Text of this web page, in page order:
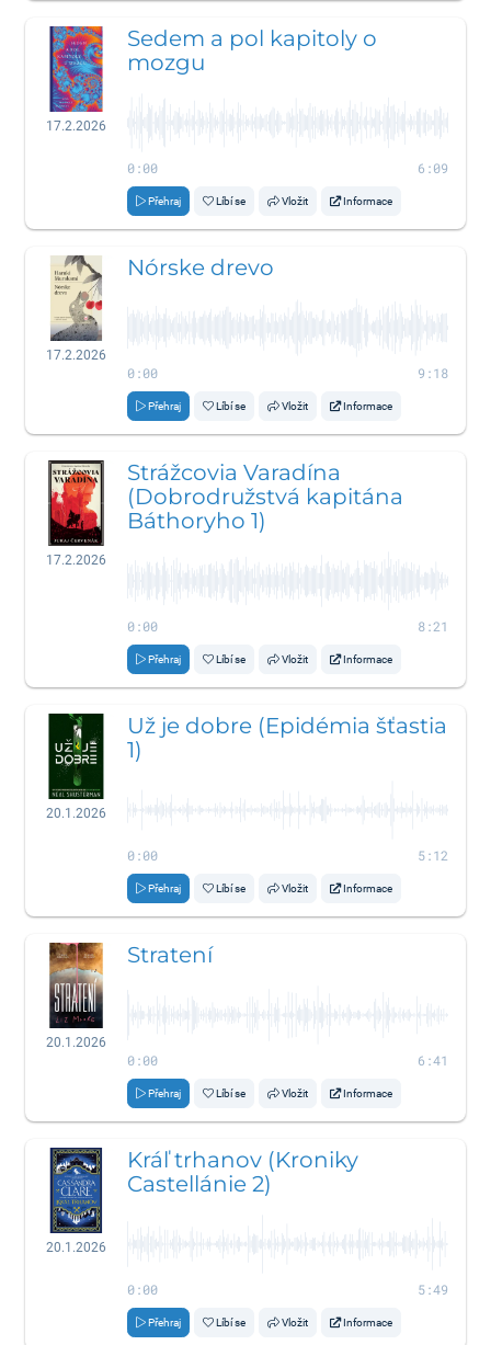
17.2.2026
Sedem a pol kapitoly o
mozgu
0:00 6:09
Přehraj Líbí se Vložit Informace
17.2.2026
Nórske drevo
0:00 9:18
Přehraj Líbí se Vložit Informace
17.2.2026
Strážcovia Varadína
(Dobrodružstvá kapitána
Báthoryho 1)
0:00 8:21
Přehraj Líbí se Vložit Informace
20.1.2026
Už je dobre (Epidémia šťastia
1)
0:00 5:12
Přehraj Líbí se Vložit Informace
20.1.2026
Stratení
0:00 6:41
Přehraj Líbí se Vložit Informace
20.1.2026
Kráľ trhanov (Kroniky
Castellánie 2)
0:00 5:49
Přehraj Líbí se Vložit Informace